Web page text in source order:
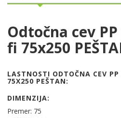
Odtočna cev
fi 75x250
LASTNOSTI ODTOČNA CEV
75X250 PEŠTAN:
DIMENZIJA:
Premer: 75